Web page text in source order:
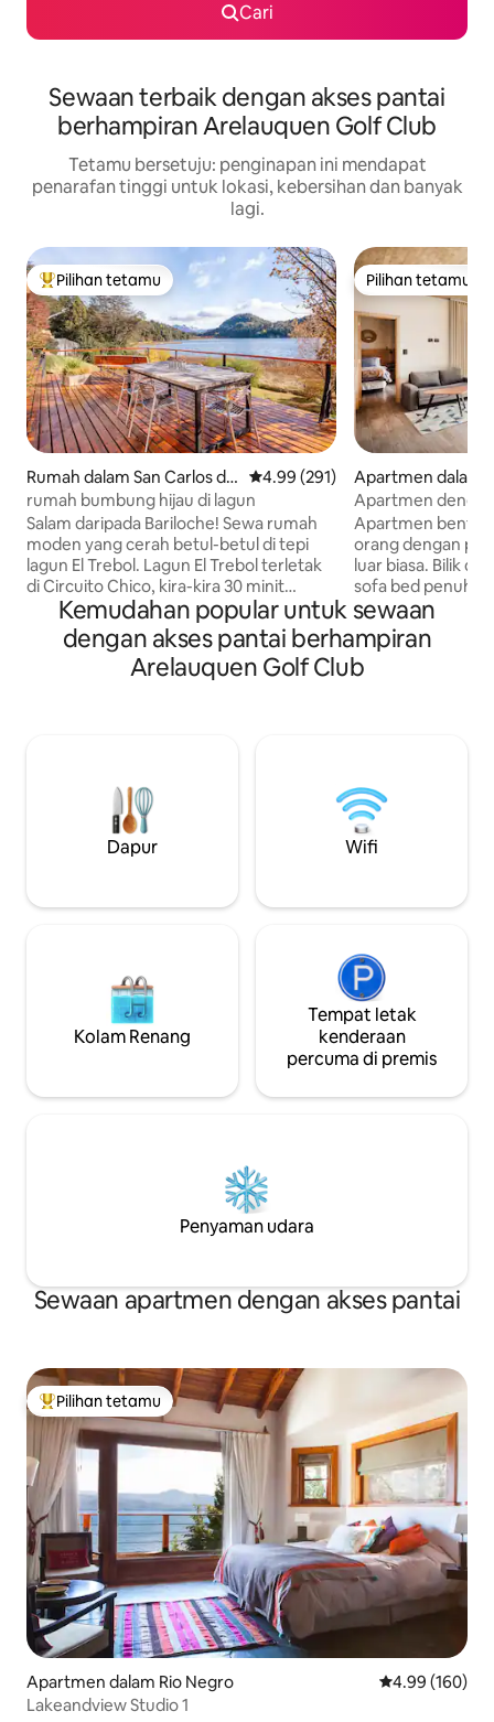
Cari
Sewaan terbaik dengan akses pantai
berhampiran Arelauquen Golf Club
Tetamu bersetuju: penginapan ini mendapat
penarafan tinggi untuk lokasi, kebersihan dan banyak
lagi.
Pilihan utama tetamu
Pilihan tetamu
Rumah dalam San Carlos de
Bariloche
Penarafan purata 4.99 daripada
4.99 (291)
rumah bumbung hijau di lagun
Salam daripada Bariloche! Sewa rumah
moden yang cerah betul-betul di tepi
lagun El Trebol. Lagun El Trebol terletak
di Circuito Chico, kira-kira 30 minit
dengan kereta dari pusat bandar
Bariloche. Apabila ditemui di "Circuito
Chico" anda berada beberapa km dari
tempat-tempat yang indah: - Jarak dari
20km Jika anda tidak mempunyai
pengangkutan sendiri, terdapat
pengangkutan awam penumpang 20
minit berjalan kaki dari rumah dan
kaki. Setiap bilik persendirian termasuk:.
dalam bahasa Sepanyol, Inggeris dan
Portugis (bahasa ibunda). Beritahu kami
jika anda ada sebarang soalan lanjut
sebelum membuat tempahan!! Saya
tidak sabar untuk mengalu-alukan anda
ke Bariloche!
Pilihan tetamu
Pilihan tetamu
Apartmen dalam
de Bariloche
Apartmen
sauna, kolam
Apartmen bentuk
orang dengan
luar biasa. Bilik dengan katil penuh dan
sofa bed penuh
mandi penuh
Dapur dengan
ketuhar elektrik,
sejuk beku,
kegunaan bersama. Pemanas
papak berseri. Parkir Dilindungi. Akses
Persendirian
Kemudahan popular untuk sewaan
dengan akses pantai berhampiran
Arelauquen Golf Club
Dapur Wifi
Kolam Renang
Tempat letak
kenderaan
percuma di premis
Penyaman udara
Sewaan apartmen dengan akses pantai
Pilihan utama tetamu
Pilihan tetamu
Apartmen dalam Ri­o Negro Penarafan
4.99 (160)
Lakeandview Studio 1